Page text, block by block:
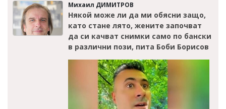
Михаил ДИМИТРОВ
Някой може ли да ми обясни защо,
като стане лято, жените започват
да си качват снимки само по бански
в различни пози, пита Боби Борисов